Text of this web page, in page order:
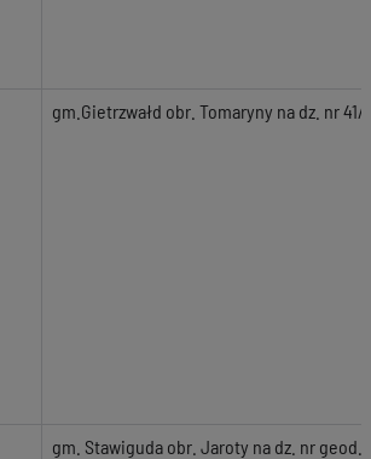
gm.Gietrzwałd obr. Tomaryny na dz. nr 41/1
gm. Stawiguda obr. Jaroty na dz. nr geod.